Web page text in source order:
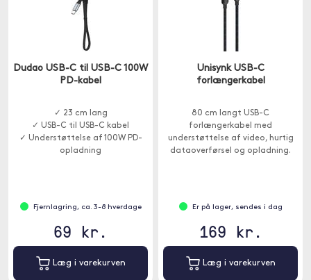
Dudao USB-C til USB-C 100W
PD-kabel
✓ 23 cm lang
✓ USB-C til USB-C kabel
✓ Understøttelse af 100W PD-
opladning
Fjernlagring, ca. 3-8 hverdage
69 kr.
Læg i varekurven
Unisynk USB-C
forlængerkabel
80 cm langt USB-C
forlængerkabel med
understøttelse af video, hurtig
dataoverførsel og opladning.
Er på lager, sendes i dag
169 kr.
Læg i varekurven